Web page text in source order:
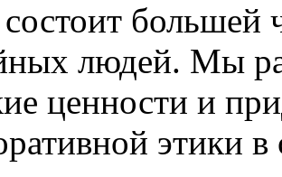
большей
людей. Мы
ценности и
этики в